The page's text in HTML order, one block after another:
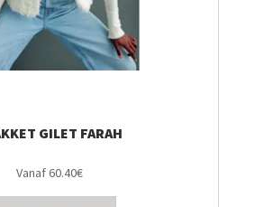
GILET FARAH
Vanaf 60.40€